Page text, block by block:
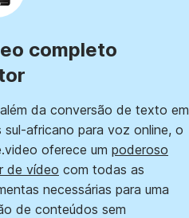
completo
da conversão de texto em
sul-africano para voz online, o
oferece um poderoso
de vídeo com todas as
necessárias para uma
de conteúdos sem